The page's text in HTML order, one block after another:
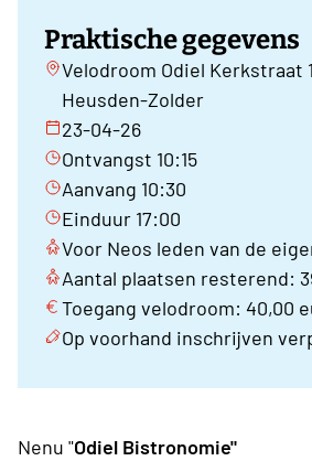
Praktische gegevens
Velodroom Odiel Kerkstraat
Heusden-Zolder
23-04-26
Ontvangst 10:15
Aanvang 10:30
Einduur 17:00
Voor Neos leden van de
Aantal plaatsen resterend:
Toegang velodroom: 40,00
Op voorhand inschrijven
Nenu "Odiel Bistronomie"